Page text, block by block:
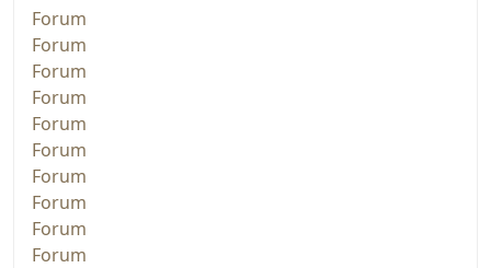
Forum
Forum
Forum
Forum
Forum
Forum
Forum
Forum
Forum
Forum